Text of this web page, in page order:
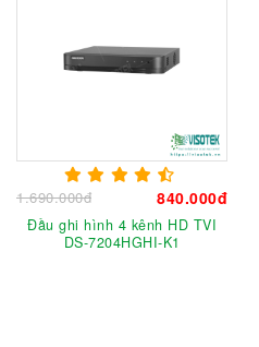
1.690.000đ 840.000đ
Đầu ghi hình 4 kênh HD TVI
DS-7204HGHI-K1